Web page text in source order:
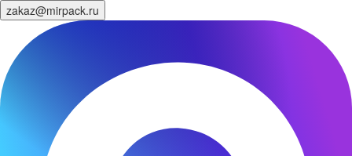
zakaz@mirpack.ru